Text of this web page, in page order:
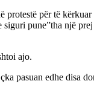
protestë për të
pune”tha një
ajo.
pasuan edhe disa